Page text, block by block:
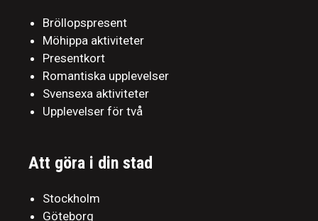
Bröllopspresent
Möhippa aktiviteter
Presentkort
Romantiska upplevelser
Svensexa aktiviteter
Upplevelser för två
Att göra i din stad
Stockholm
Göteborg